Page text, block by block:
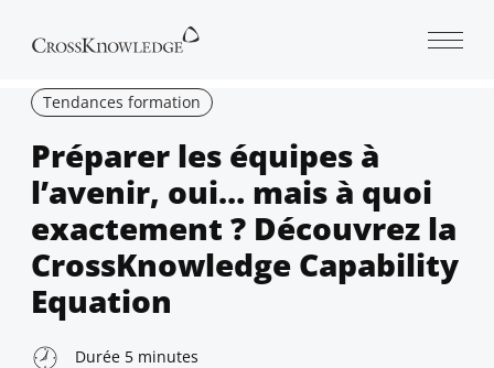
Tendances formation
Préparer les équipes à
l’avenir, oui… mais à quoi
exactement ? Découvrez la
CrossKnowledge Capability
Equation
Durée 5 minutes